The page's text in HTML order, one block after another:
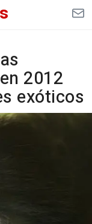
2012
exóticos